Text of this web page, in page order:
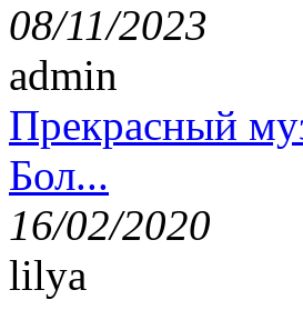
08/11/2023
admin
Прекрасный
Бол...
16/02/2020
lilya